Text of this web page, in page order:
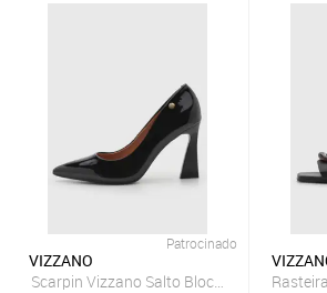
Patrocinado
VIZZANO
Scarpin Vizzano Salto Bloco Bico Fino Preto